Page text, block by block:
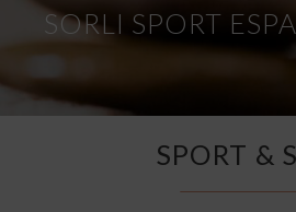
SORLI SPORT
SPORT &